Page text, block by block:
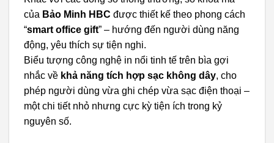
của Bảo Minh HBC được thiết kế theo phong cách
“smart office gift” – hướng đến người dùng năng
động, yêu thích sự tiện nghi.
Biểu tượng công nghệ in nổi tinh tế trên bìa gợi
nhắc về khả năng tích hợp sạc không dây, cho
phép người dùng vừa ghi chép vừa sạc điện thoại –
một chi tiết nhỏ nhưng cực kỳ tiện ích trong kỷ
nguyên số.